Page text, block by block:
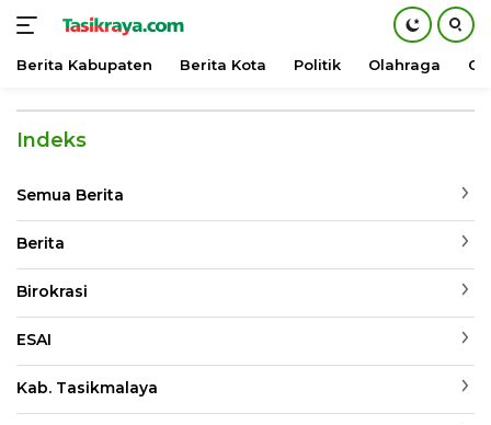
konten
Berita Kabupaten Berita Kota Politik Olahraga
Indeks
Semua Berita
Berita
Birokrasi
ESAI
Kab. Tasikmalaya